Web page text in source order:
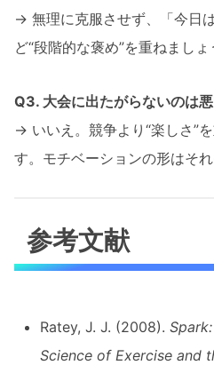
→ 無理に克服させず、「今日
ど“段階的な褒め”を重ねましょ
Q3. 大会に出たがらないのは
→ いいえ。競争より“楽しさ”
す。モチベーションの形はそれ
参考文献
Ratey, J. J. (2008).
Science of Exercise and